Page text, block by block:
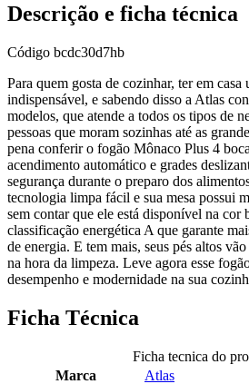
Descrição e ficha técnica
Código bcdc30d7hb
Para quem gosta de cozinhar, ter em
indispensável, e sabendo disso a Atlas
modelos, que atende a todos os tipos de
pessoas que moram sozinhas até as
pena conferir o fogão Mônaco Plus 4
acendimento automático e grades
segurança durante o preparo dos
tecnologia limpa fácil e sua mesa possui
sem contar que ele está disponível na cor
classificação energética A que garante
de energia. E tem mais, seus pés altos
na hora da limpeza. Leve agora esse
desempenho e modernidade na sua
Ficha Técnica
Ficha tecnica do
Marca
Atlas